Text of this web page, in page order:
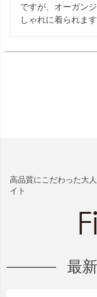
ですが、オーガン
しゃれに着られま
高品質にこだわった大
イト
最